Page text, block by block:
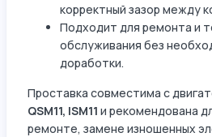
корректный зазор между
Подходит для ремонта и
обслуживания без
доработки.
Проставка совместима с
QSM11, ISM11 и рекомендована
ремонте, замене изношенных